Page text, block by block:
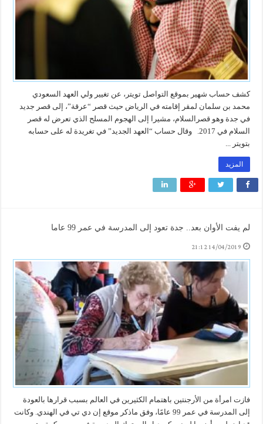
كشف حساب شهير بموقع التواصل تويتر، عن تغيير ولي العهد السعودي
محمد بن سلمان لمقر إقامته في الرياض حيث قصر “عرقة”، إلى قصر جديد
في جدة وهو قصرالسلام، مشيرا إلى الهجوم المسلح الذي تعرض له قصر
السلام في 2017. وقال حساب “العهد الجديد” في تغريدة له على حسابه
بتويتر ...
المزيد
لم يفت الأوان بعد.. جدة تعود إلى المدرسة في عمر 99 عاما
14/04/2019 21:12
فازت امرأة من الأرجنتين باهتمام الكثيرين في العالم بسبب قرارها بالعودة
إلى المدرسة في عمر 99 عامًا، وفق ماذكر موقع إن دي تي في الهندي. وكانت